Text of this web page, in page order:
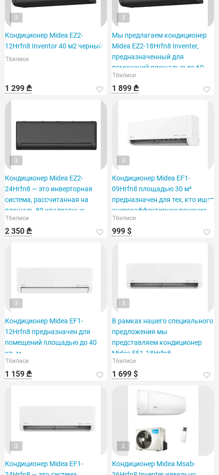
3
Кондиционер Midea EZ2-
12Hrfn8 Inventor 40 м2 черный
Тбилиси
1 299 ₾
3
Мы предлагаем кондиционер
Midea EZ2-18Hrfn8 Inventer,
предназначенный для
помещений площадью до 60
м².
Тбилиси
1 899 ₾
3
Кондиционер Midea EZ2-
24Hrfn8 — это инверторная
система, рассчитанная на
площадь 80 квадратных
метров.
Тбилиси
2 350 ₾
3
Кондиционер Midea EF1-
09Hrfn8 площадью 30 м²
предназначен для тех, кто ищет
энергоэффективное решение.
Тбилиси
999 $
3
Кондиционер Midea EF1-
12Hrfn8 предназначен для
помещений площадью до 40
кв. м.
Тбилиси
1 159 ₾
3
В рамках нашего специального
предложения мы
представляем кондиционер
Midea EF1-18Hrfn8,
рассчитанный на площадь 60
кв. футов.
Тбилиси
1 699 $
3
Кондиционер Midea EF1-
2
Кондиционер Midea Msab-